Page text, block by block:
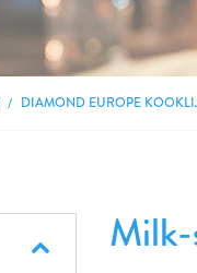
DIAMOND EUROPE
Milk-